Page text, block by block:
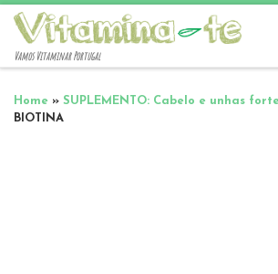
Vamos Vitaminar Portugal
Home » SUPLEMENTO: Cabelo e unhas
BIOTINA